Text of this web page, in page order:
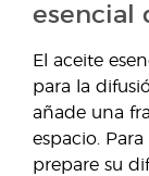
esencial
El aceite
para la
añade una
espacio.
prepare su